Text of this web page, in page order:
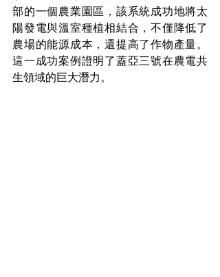
部的一個農業園區，該系統成功地將太
陽發電與溫室種植相結合，不僅降低了
農場的能源成本，還提高了作物產量。
這一成功案例證明了蓋亞三號在農電共
生領域的巨大潛力。